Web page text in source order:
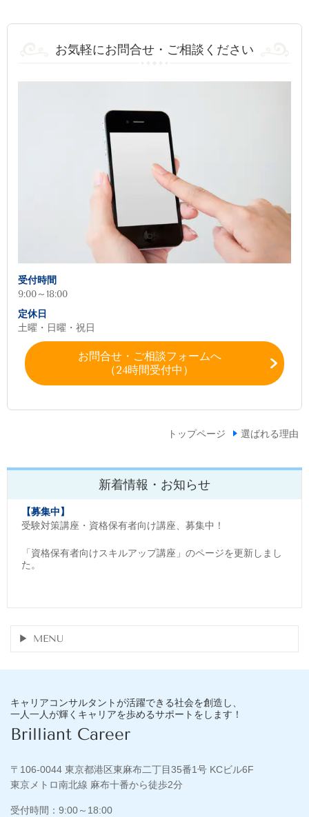
お気軽にお問合せ・ご相談ください
受付時間
9:00～18:00
定休日
土曜・日曜・祝日
お問合せ・ご相談フォームへ
（24時間受付中）
トップページ 選ばれる理由
新着情報・お知らせ
【募集中】
受験対策講座・資格保有者向け講座、募集中！
「資格保有者向けスキルアップ講座」のページを更新しまし
た。
MENU
キャリアコンサルタントが活躍できる社会を創造し、
一人一人が輝くキャリアを歩めるサポートをします！
Brilliant Career
〒106-0044 東京都港区東麻布二丁目35番1号 KCビル6F
東京メトロ南北線 麻布十番から徒歩2分
受付時間：9:00～18:00